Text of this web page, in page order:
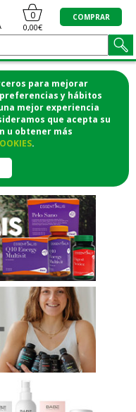
para mejorar
y hábitos
mejor experiencia
que acepta su
u obtener más
.
0
0,00€
COMPRAR
EN LA
te lo mandamos